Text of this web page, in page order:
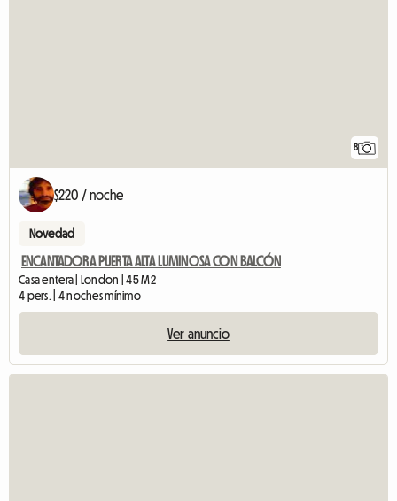
8
$220 / noche
Novedad
ENCANTADORA PUERTA ALTA LUMINOSA CON BALCÓN
Casa entera | London | 45 M2
4 pers. | 4 noches mínimo
Ver anuncio